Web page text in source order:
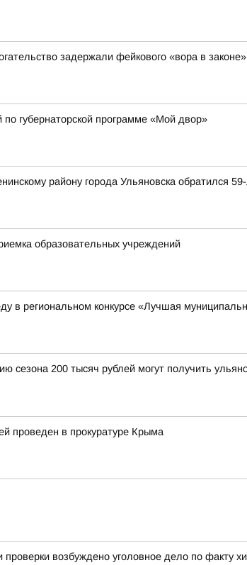
задержали фейкового «вора в законе»
губернаторской программе «Мой двор»
району города Ульяновска обратился
образовательных учреждений
в региональном конкурсе «Лучшая
сезона 200 тысяч рублей могут получить
проведен в прокуратуре Крыма
возбуждено уголовное дело по факту